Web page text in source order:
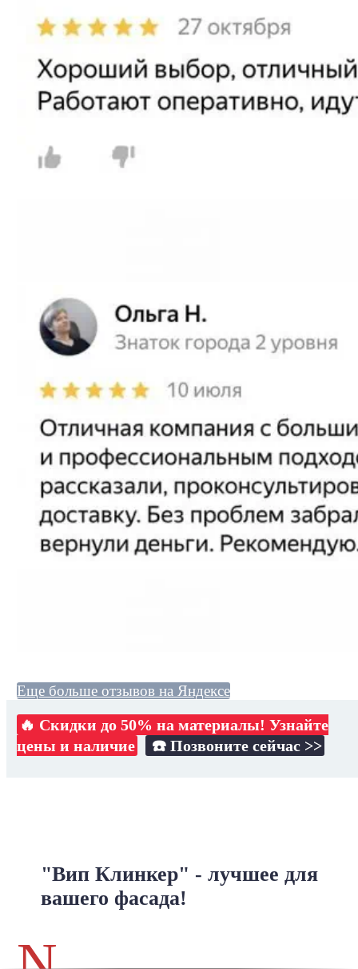
Еще больше отзывов на Яндексе
🔥 Скидки до 50% на материалы! Узнайте
цены и наличие
☎️ Позвоните сейчас >>
"Вип Клинкер" - лучшее для
вашего фасада!